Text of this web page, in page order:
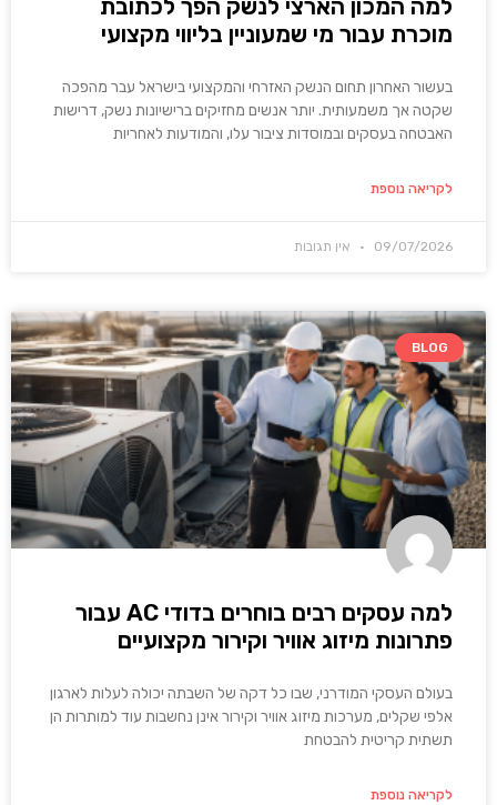
למה המכון הארצי לנשק הפך לכתובת
מוכרת עבור מי שמעוניין בליווי מקצועי
בעשור האחרון תחום הנשק האזרחי והמקצועי בישראל עבר מהפכה
שקטה אך משמעותית. יותר אנשים מחזיקים ברישיונות נשק, דרישות
האבטחה בעסקים ובמוסדות ציבור עלו, והמודעות לאחריות
לקריאה נוספת
09/07/2026 אין תגובות
BLOG
למה עסקים רבים בוחרים בדודי AC עבור
פתרונות מיזוג אוויר וקירור מקצועיים
בעולם העסקי המודרני, שבו כל דקה של השבתה יכולה לעלות לארגון
אלפי שקלים, מערכות מיזוג אוויר וקירור אינן נחשבות עוד למותרות הן
תשתית קריטית להבטחת
לקריאה נוספת